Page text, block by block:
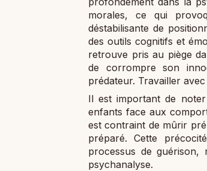
morales, ce qui
déstabilisante de
des outils cognitifs et
retrouve pris au piège
de corrompre son
prédateur. Travailler
Il est important de
enfants face aux
est contraint de mûrir
préparé. Cette
processus de
psychanalyse.